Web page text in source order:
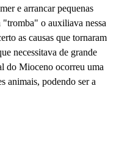
e arrancar pequenas
"tromba" o auxiliava nessa
as causas que tornaram
necessitava de grande
do Mioceno ocorreu uma
animais, podendo ser a